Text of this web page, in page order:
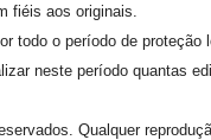
fiéis aos originais.
todo o período de proteção
neste período quantas
Qualquer